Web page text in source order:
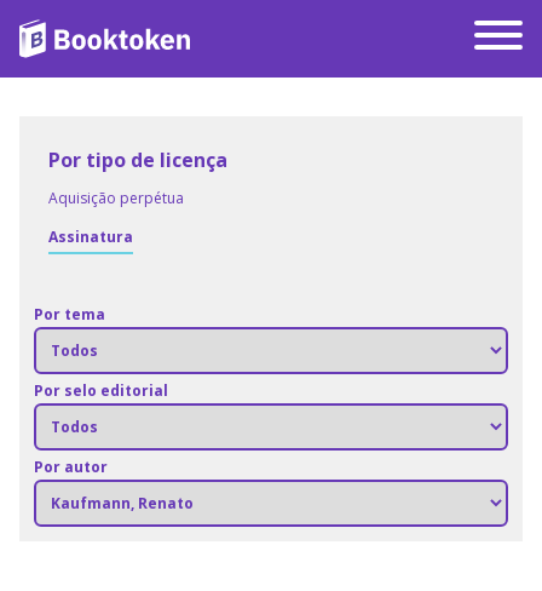
Por tipo de licença
Aquisição perpétua
Assinatura
Por tema
Por selo editorial
Por autor